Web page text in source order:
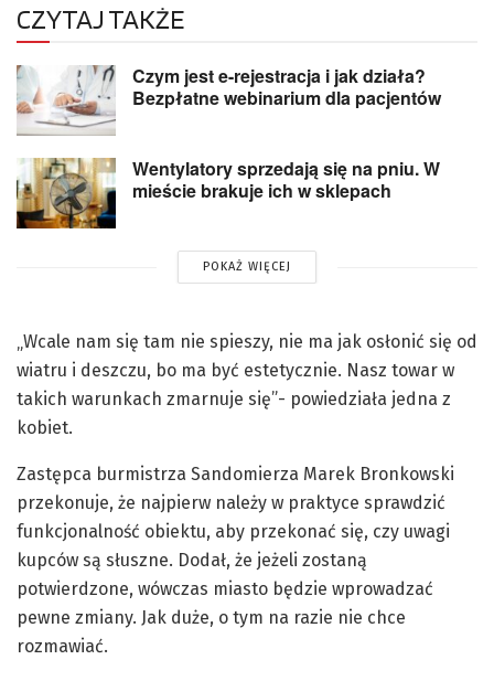
CZYTAJ TAKŻE
Czym jest e-rejestracja i jak działa?
Bezpłatne webinarium dla pacjentów
Wentylatory sprzedają się na pniu. W
mieście brakuje ich w sklepach
POKAŻ WIĘCEJ
„Wcale nam się tam nie spieszy, nie ma jak osłonić się od
wiatru i deszczu, bo ma być estetycznie. Nasz towar w
takich warunkach zmarnuje się”- powiedziała jedna z
kobiet.
Zastępca burmistrza Sandomierza Marek Bronkowski
przekonuje, że najpierw należy w praktyce sprawdzić
funkcjonalność obiektu, aby przekonać się, czy uwagi
kupców są słuszne. Dodał, że jeżeli zostaną
potwierdzone, wówczas miasto będzie wprowadzać
pewne zmiany. Jak duże, o tym na razie nie chce
rozmawiać.